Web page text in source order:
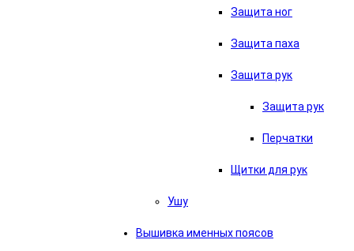
Защита ног
Защита паха
Защита рук
Защита рук
Перчатки
Щитки для рук
Ушу
Вышивка именных поясов